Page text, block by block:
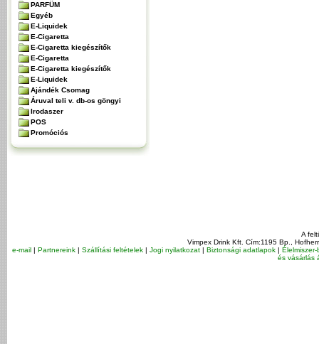
PARFÜM
Egyéb
E-Liquidek
E-Cigaretta
E-Cigaretta kiegészítők
E-Cigaretta
E-Cigaretta kiegészítők
E-Liquidek
Ajándék Csomag
Áruval teli v. db-os göngyi
Irodaszer
POS
Promóciós
A
Vimpex Drink Kft. Cím:1195 Bp.,
e-mail| Partnereink| Szállítási feltételek| Jogi nyilatkozat| Biztonsági adatlapok|
és vásárlás